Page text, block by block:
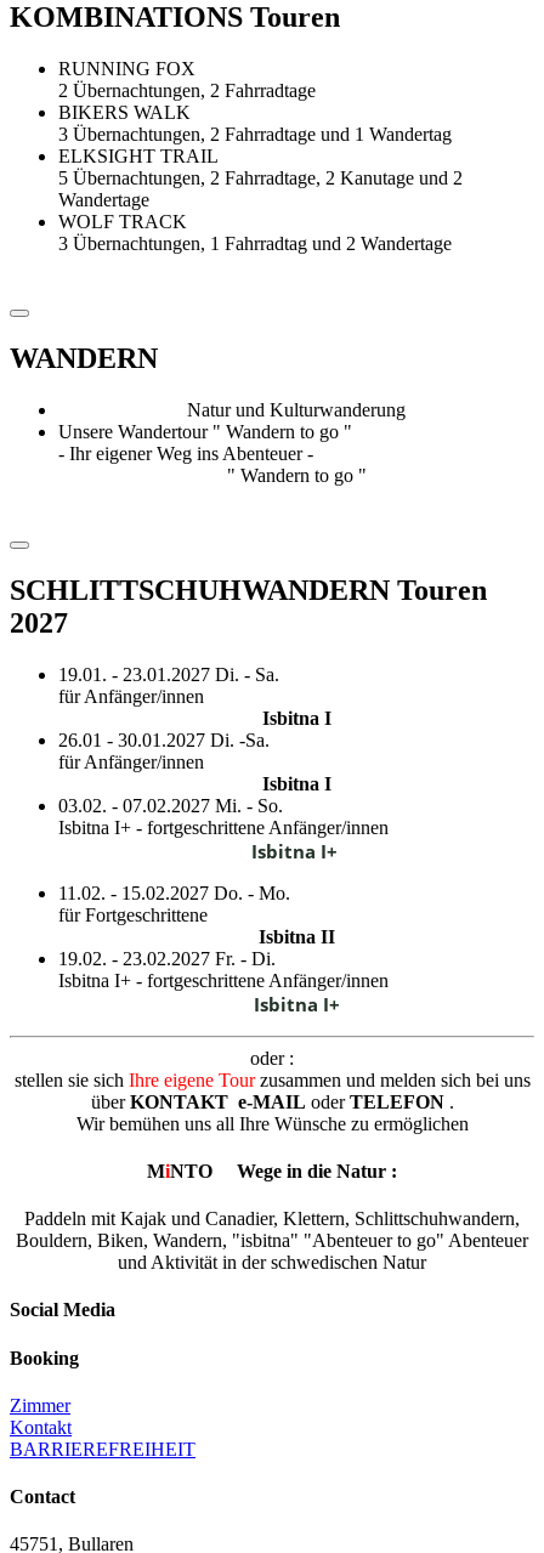
KOMBINATIONS Touren
RUNNING FOX
2 Übernachtungen, 2 Fahrradtage
BIKERS WALK
3 Übernachtungen, 2 Fahrradtage und 1 Wandertag
ELKSIGHT TRAIL
5 Übernachtungen, 2 Fahrradtage, 2 Kanutage und 2
Wandertage
WOLF TRACK
3 Übernachtungen, 1 Fahrradtag und 2 Wandertage
WANDERN
Natur und Kulturwanderung
Unsere Wandertour " Wandern to go "
- Ihr eigener Weg ins Abenteuer -
" Wandern to go "
SCHLITTSCHUHWANDERN Touren
2027
19.01. - 23.01.2027 Di. - Sa.
für Anfänger/innen
Isbitna I
26.01 - 30.01.2027 Di. -Sa.
für Anfänger/innen
Isbitna I
03.02. - 07.02.2027 Mi. - So.
Isbitna I+ - fortgeschrittene Anfänger/innen
Isbitna I+
11.02. - 15.02.2027 Do. - Mo.
für Fortgeschrittene
Isbitna II
19.02. - 23.02.2027 Fr. - Di.
Isbitna I+ - fortgeschrittene Anfänger/innen
Isbitna I+
oder :
stellen sie sich Ihre eigene Tourzusammen und melden sich bei uns
überKONTAKT e-MAIL oderTELEFON.
Wir bemühen uns all Ihre Wünsche zu ermöglichen
MiNTO Wege in die Natur :
Paddeln mit Kajak und Canadier, Klettern, Schlittschuhwandern,
Bouldern, Biken, Wandern, "isbitna" "Abenteuer to go" Abenteuer
und Aktivität in der schwedischen Natur
Social Media
Booking
Zimmer
Kontakt
BARRIEREFREIHEIT
Contact
45751, Bullaren